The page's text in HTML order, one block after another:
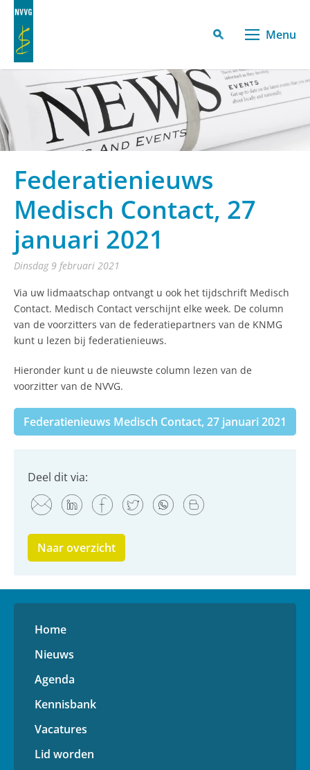
Menu
Federatienieuws
Medisch Contact, 27
januari 2021
dinsdag 9 februari 2021
Via uw lidmaatschap ontvangt u ook het tijdschrift Medisch
Contact. Medisch Contact verschijnt elke week. De column
van de voorzitters van de federatiepartners van de KNMG
kunt u lezen bij federatienieuws.
Hieronder kunt u de nieuwste column lezen van de
voorzitter van de NVVG.
Federatienieuws Medisch Contact, 27 januari 2021
Deel dit via:
Naar overzicht
Home
Nieuws
Agenda
Kennisbank
Vacatures
Lid worden